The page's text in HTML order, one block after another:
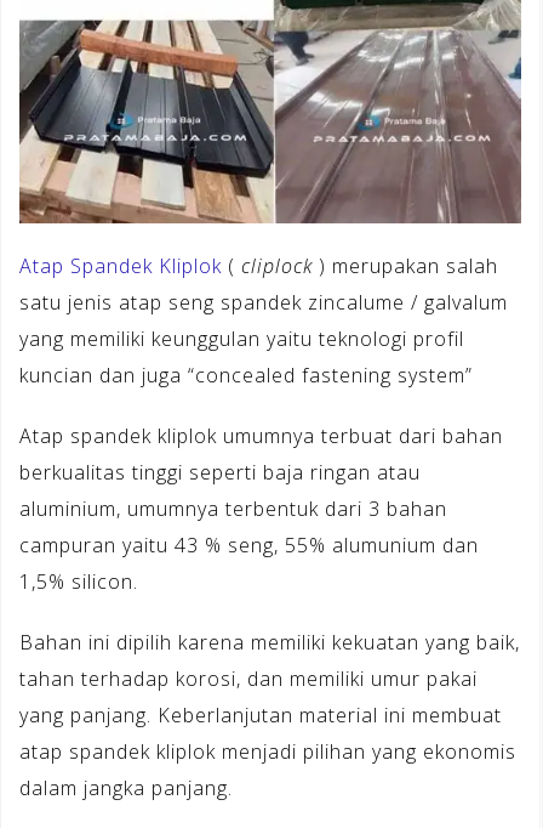
Atap Spandek Kliplok ( cliplock ) merupakan salah
satu jenis atap seng spandek zincalume / galvalum
yang memiliki keunggulan yaitu teknologi profil
kuncian dan juga “concealed fastening system”
Atap spandek kliplok umumnya terbuat dari bahan
berkualitas tinggi seperti baja ringan atau
aluminium, umumnya terbentuk dari 3 bahan
campuran yaitu 43 % seng, 55% alumunium dan
1,5% silicon.
Bahan ini dipilih karena memiliki kekuatan yang baik,
tahan terhadap korosi, dan memiliki umur pakai
yang panjang. Keberlanjutan material ini membuat
atap spandek kliplok menjadi pilihan yang ekonomis
dalam jangka panjang.